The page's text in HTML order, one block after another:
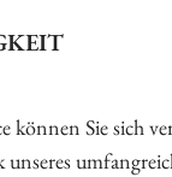
können Sie sich